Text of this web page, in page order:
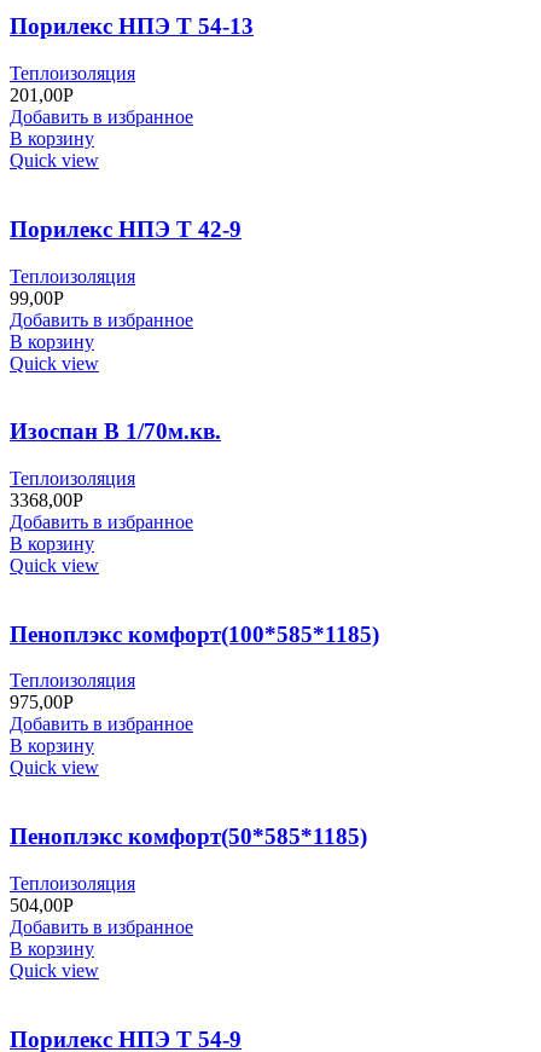
Порилекс НПЭ Т 54-13
Теплоизоляция
201,00Р
Добавить в избранное
В корзину
Quick view
Порилекс НПЭ Т 42-9
Теплоизоляция
99,00Р
Добавить в избранное
В корзину
Quick view
Изоспан В 1/70м.кв.
Теплоизоляция
3368,00Р
Добавить в избранное
В корзину
Quick view
Пеноплэкс комфорт(100*585*1185)
Теплоизоляция
975,00Р
Добавить в избранное
В корзину
Quick view
Пеноплэкс комфорт(50*585*1185)
Теплоизоляция
504,00Р
Добавить в избранное
В корзину
Quick view
Порилекс НПЭ Т 54-9